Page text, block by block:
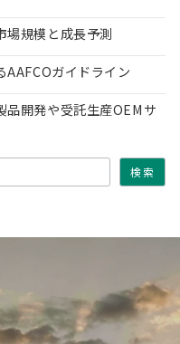
場規模と成長予測
AAFCOガイドライン
品開発や受託生産OEMサ
検索